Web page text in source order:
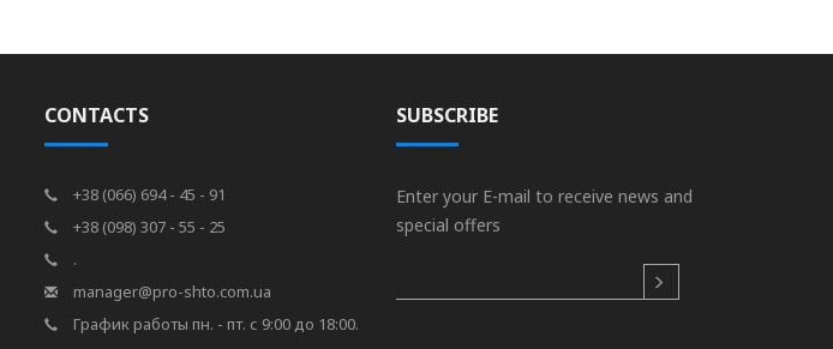
CONTACTS
+38 (066) 694 - 45 - 91
+38 (098) 307 - 55 - 25
.
manager@pro-shto.com.ua
График работы пн. - пт. с 9:00 до 18:00.
SUBSCRIBE
Enter your E-mail to receive news and
special offers